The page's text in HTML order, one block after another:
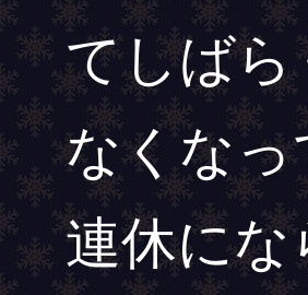
てしば
なくな
連休に